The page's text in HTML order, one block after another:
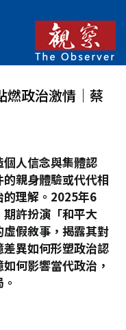
燃政治激情│蔡
人信念與集體認
親身體驗或代代相
的理解。2025年6
許扮演「和平大
假敘事，揭露其對
異如何形塑政治認
何影響當代政治，